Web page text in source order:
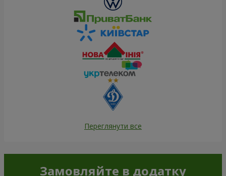
Переглянути все
Замовляйте в додатку